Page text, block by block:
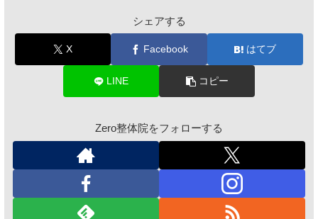
シェアする
X Facebook はてブ
LINE コピー
Zero整体院をフォローする